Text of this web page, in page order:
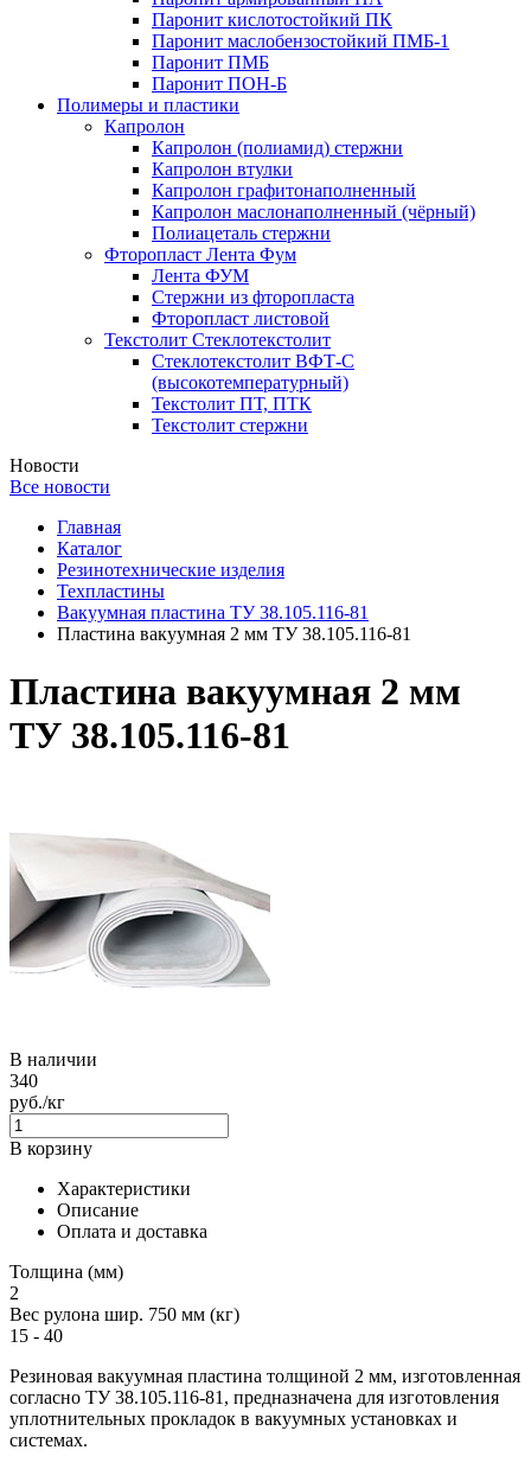
Паронит кислотостойкий ПК
Паронит маслобензостойкий ПМБ-1
Паронит ПМБ
Паронит ПОН-Б
Полимеры и пластики
Капролон
Капролон (полиамид) стержни
Капролон втулки
Капролон графитонаполненный
Капролон маслонаполненный (чёрный)
Полиацеталь стержни
Фторопласт Лента Фум
Лента ФУМ
Стержни из фторопласта
Фторопласт листовой
Текстолит Стеклотекстолит
Стеклотекстолит ВФТ-С
(высокотемпературный)
Текстолит ПТ, ПТК
Текстолит стержни
Новости
Все новости
Главная
Каталог
Резинотехнические изделия
Техпластины
Вакуумная пластина ТУ 38.105.116-81
Пластина вакуумная 2 мм ТУ 38.105.116-81
Пластина вакуумная 2 мм
ТУ 38.105.116-81
В наличии
340
руб./кг
В корзину
Характеристики
Описание
Оплата и доставка
Толщина (мм)
2
Вес рулона шир. 750 мм (кг)
15 - 40
Резиновая вакуумная пластина толщиной 2 мм, изготовленная
согласно ТУ 38.105.116-81, предназначена для изготовления
уплотнительных прокладок в вакуумных установках и
системах.